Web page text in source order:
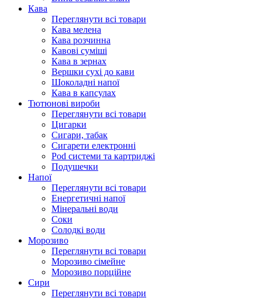
Кава
Переглянути всі товари
Кава мелена
Кава розчинна
Кавові суміші
Кава в зернах
Вершки сухі до кави
Шоколадні напої
Кава в капсулах
Тютюнові вироби
Переглянути всі товари
Цигарки
Сигари, табак
Сигарети електронні
Pod системи та картриджі
Подушечки
Напої
Переглянути всі товари
Енергетичні напої
Мінеральні води
Соки
Солодкі води
Морозиво
Переглянути всі товари
Морозиво сімейне
Морозиво порційне
Сири
Переглянути всі товари